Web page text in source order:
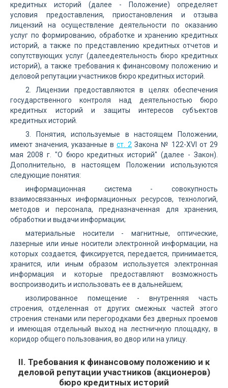
кредитных историй (далее - Положение) определяет
условия предоставления, приостановления и отзыва
лицензий на осуществление деятельности по оказанию
услуг по формированию, обработке и хранению кредитных
историй, а также по представлению кредитных отчетов и
сопутствующих услуг (далеедеятельность бюро кредитных
историй), а также требования к финансовому положению и
деловой репутации участников бюро кредитных историй.
2. Лицензии предоставляются в целях обеспечения
государственного контроля над деятельностью бюро
кредитных историй и защиты интересов субъектов
кредитных историй.
3. Понятия, используемые в настоящем Положении,
имеют значения, указанные в ст. 2 Закона № 122-XVI от 29
мая 2008 г. "О бюро кредитных историй" (далее - Закон).
Дополнительно, в настоящем Положении используются
следующие понятия:
информационная система - совокупность
взаимосвязанных информационных ресурсов, технологий,
методов и персонала, предназначенная для хранения,
обработки и выдачи информации;
материальные носители - магнитные, оптические,
лазерные или иные носители электронной информации, на
которых создается, фиксируется, передается, принимается,
хранится, или иным образом используется электронная
информация и которые предоставляют возможность
воспроизводить и использовать ее в дальнейшем;
изолированное помещение - внутренняя часть
строения, отделенная от других смежных частей этого
строения стенами или перегородками без дверных проемов
и имеющая отдельный выход на лестничную площадку, в
коридор общего пользования, во двор или на улицу.
II. Требования к финансовому положению и к
деловой репутации участников (акционеров)
бюро кредитных историй